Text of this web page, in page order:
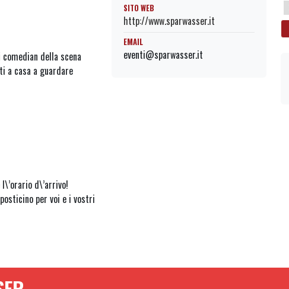
comedian della scena
a casa a guardare
d\’arrivo!
per voi e i vostri
SITO WEB
http://www.sparwasser.it
EMAIL
eventi@sparwasser.it